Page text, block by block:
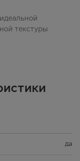
текстуры
да